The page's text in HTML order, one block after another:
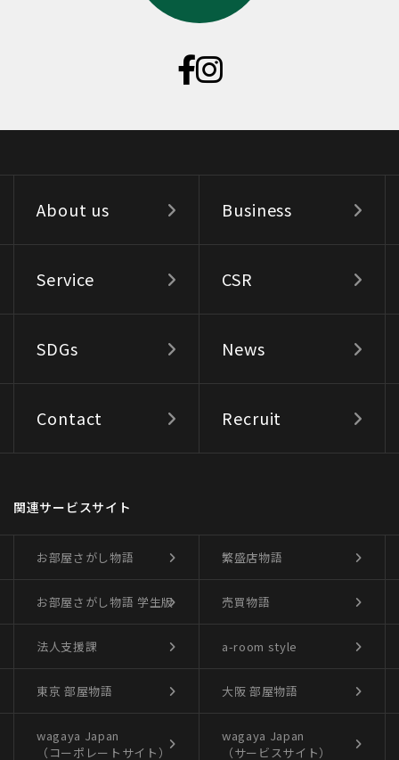
About us Business
Service CSR
SDGs News
Contact Recruit
関連サービスサイト
お部屋さがし物語 繁盛店物語
お部屋さがし物語 学生版 売買物語
法人支援課 a-room style
東京 部屋物語 大阪 部屋物語
wagaya Japan
（コーポレートサイト）
wagaya Japan
（サービスサイト）